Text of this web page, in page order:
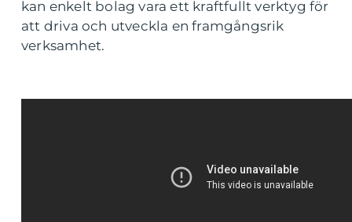
kan enkelt bolag vara ett kraftfullt verktyg för
att driva och utveckla en framgångsrik
verksamhet.